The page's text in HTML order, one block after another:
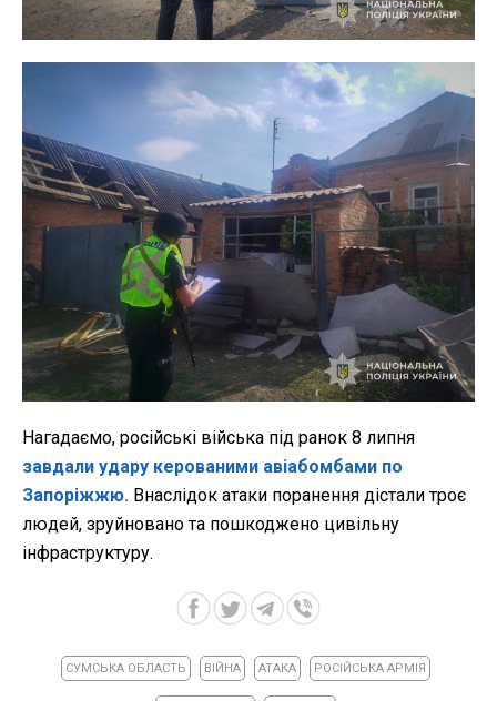
Нагадаємо, російські війська під ранок 8 липня
завдали удару керованими авіабомбами по
Запоріжжю. Внаслідок атаки поранення дістали троє
людей, зруйновано та пошкоджено цивільну
інфраструктуру.
СУМСЬКА ОБЛАСТЬ ВІЙНА АТАКА РОСІЙСЬКА АРМІЯ